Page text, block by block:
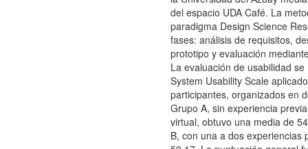
del espacio UDA Café. La
paradigma Design Science
fases: análisis de requisitos,
prototipo y evaluación
La evaluación de usabilidad
System Usability Scale
participantes, organizados en
Grupo A, sin experiencia
virtual, obtuvo una media de
B, con una a dos experiencias